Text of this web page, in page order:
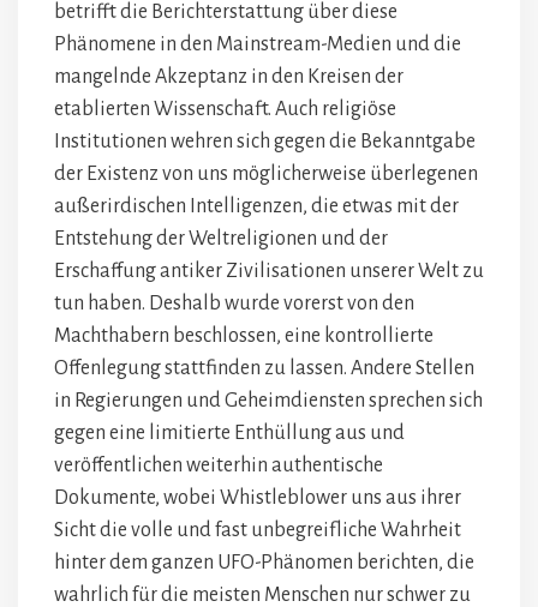
betrifft die Berichterstattung über diese
Phänomene in den Mainstream-Medien und die
mangelnde Akzeptanz in den Kreisen der
etablierten Wissenschaft. Auch religiöse
Institutionen wehren sich gegen die Bekanntgabe
der Existenz von uns möglicherweise überlegenen
außerirdischen Intelligenzen, die etwas mit der
Entstehung der Weltreligionen und der
Erschaffung antiker Zivilisationen unserer Welt zu
tun haben. Deshalb wurde vorerst von den
Machthabern beschlossen, eine kontrollierte
Offenlegung stattfinden zu lassen. Andere Stellen
in Regierungen und Geheimdiensten sprechen sich
gegen eine limitierte Enthüllung aus und
veröffentlichen weiterhin authentische
Dokumente, wobei Whistleblower uns aus ihrer
Sicht die volle und fast unbegreifliche Wahrheit
hinter dem ganzen UFO-Phänomen berichten, die
wahrlich für die meisten Menschen nur schwer zu